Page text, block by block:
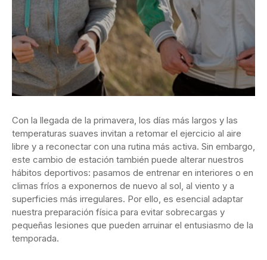
Con la llegada de la primavera, los días más largos y las
temperaturas suaves invitan a retomar el ejercicio al aire
libre y a reconectar con una rutina más activa. Sin embargo,
este cambio de estación también puede alterar nuestros
hábitos deportivos: pasamos de entrenar en interiores o en
climas fríos a exponernos de nuevo al sol, al viento y a
superficies más irregulares. Por ello, es esencial adaptar
nuestra preparación física para evitar sobrecargas y
pequeñas lesiones que pueden arruinar el entusiasmo de la
temporada.